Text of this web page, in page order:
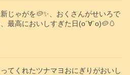
じゃがを🥔✨️、おくさんがせいろで
最高においしすぎた日(о´∀`о)🥔🥚
てくれたツナマヨおにぎりがおいし